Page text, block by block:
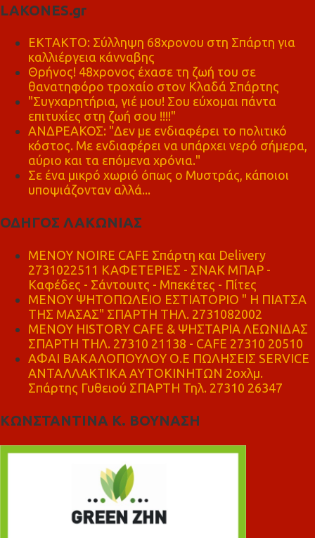
LAKONES.gr
ΕΚΤΑΚΤΟ: Σύλληψη 68χρονου στη Σπάρτη για
καλλιέργεια κάνναβης
Θρήνος! 48χρονος έχασε τη ζωή του σε
θανατηφόρο τροχαίο στον Κλαδά Σπάρτης
"Συγχαρητήρια, γιέ μου! Σου εύχομαι πάντα
επιτυχίες στη ζωή σου !!!!"
ΑΝΔΡΕΑΚΟΣ: "Δεν με ενδιαφέρει το πολιτικό
κόστος. Με ενδιαφέρει να υπάρχει νερό σήμερα,
αύριο και τα επόμενα χρόνια."
Σε ένα μικρό χωριό όπως ο Μυστράς, κάποιοι
υποψιάζονταν αλλά...
ΟΔΗΓΟΣ ΛΑΚΩΝΙΑΣ
MENOY NOIRE CAFE Σπάρτη και Delivery
2731022511 ΚΑΦΕΤΕΡΙΕΣ - ΣΝΑΚ ΜΠΑΡ -
Καφέδες - Σάντουιτς - Μπεκέτες - Πίτες
ΜΕΝΟΥ ΨΗΤΟΠΩΛΕΙΟ ΕΣΤΙΑΤΟΡΙΟ " Η ΠΙΑΤΣΑ
ΤΗΣ ΜΑΣΑΣ" ΣΠΑΡΤΗ ΤΗΛ. 2731082002
ΜΕΝΟΥ HISTORY CAFE & ΨΗΣΤΑΡΙΑ ΛΕΩΝΙΔΑΣ
ΣΠΑΡΤΗ ΤΗΛ. 27310 21138 - CAFE 27310 20510
ΑΦΑΙ ΒΑΚΑΛΟΠΟΥΛΟΥ Ο.Ε ΠΩΛΗΣΕΙΣ SERVICE
ΑΝΤΑΛΛΑΚΤΙΚΑ ΑΥΤΟΚΙΝΗΤΩΝ 2οχλμ.
Σπάρτης Γυθειού ΣΠΑΡΤΗ Τηλ. 27310 26347
ΚΩΝΣΤΑΝΤΙΝΑ Κ. ΒΟΥΝΑΣΗ